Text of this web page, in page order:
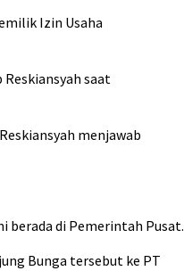
Izin Usaha
saat
menjawab
di Pemerintah Pusat.
Bunga tersebut ke PT